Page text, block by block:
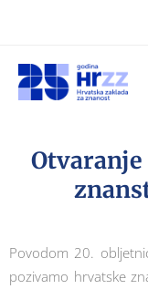
Povodom 20.
pozivamo hrvatske